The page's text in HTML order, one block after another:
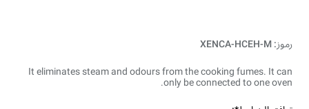
رموز: XENCA-HCEH-M
It eliminates steam and odours from the cooking fumes. It can
only be connected to one oven.